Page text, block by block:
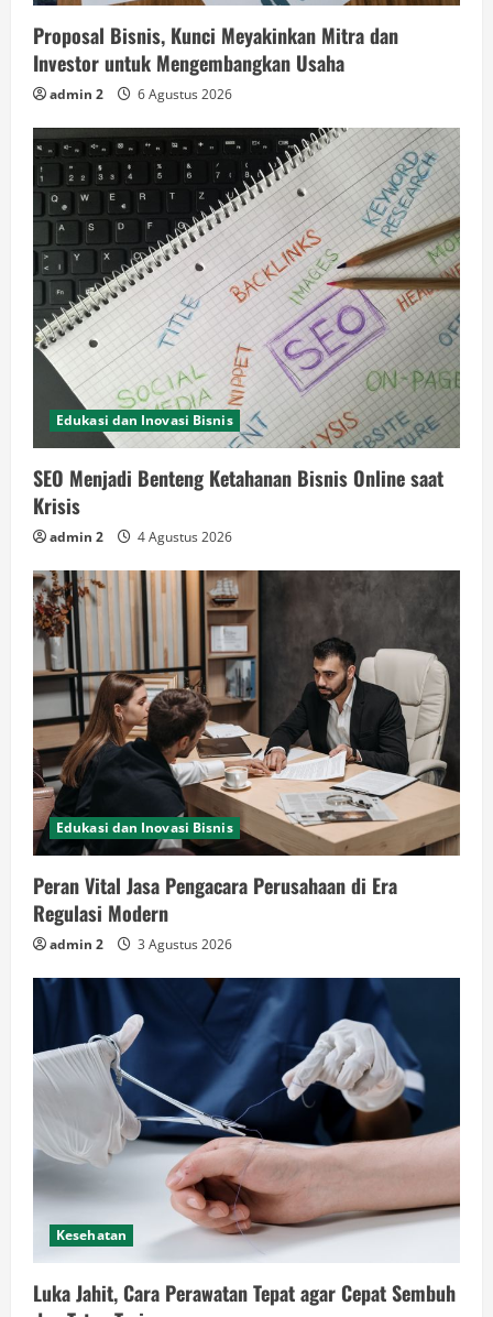
Proposal Bisnis, Kunci Meyakinkan Mitra dan
Investor untuk Mengembangkan Usaha
admin 2 6 Agustus 2026
Edukasi dan Inovasi Bisnis
SEO Menjadi Benteng Ketahanan Bisnis Online saat
Krisis
admin 2 4 Agustus 2026
Edukasi dan Inovasi Bisnis
Peran Vital Jasa Pengacara Perusahaan di Era
Regulasi Modern
admin 2 3 Agustus 2026
Kesehatan
Luka Jahit, Cara Perawatan Tepat agar Cepat Sembuh